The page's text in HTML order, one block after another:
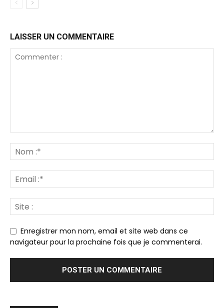
LAISSER UN COMMENTAIRE
Enregistrer mon nom, email et site web dans ce
navigateur pour la prochaine fois que je commenterai.